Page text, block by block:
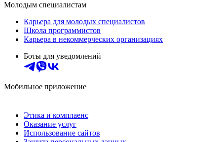
Молодым специалистам
Карьера для молодых специалистов
Школа программистов
Карьера в некоммерческих организациях
Боты для уведомлений
Мобильное приложение
Этика и комплаенс
Оказание услуг
Использование сайтов